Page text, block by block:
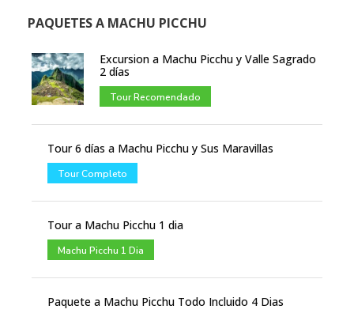
PAQUETES A MACHU PICCHU
Excursion a Machu Picchu y Valle Sagrado
2 días
Tour Recomendado
Tour 6 días a Machu Picchu y Sus Maravillas
Tour Completo
Tour a Machu Picchu 1 dia
Machu Picchu 1 Dia
Paquete a Machu Picchu Todo Incluido 4 Dias